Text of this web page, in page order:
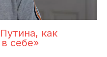
как
себе»